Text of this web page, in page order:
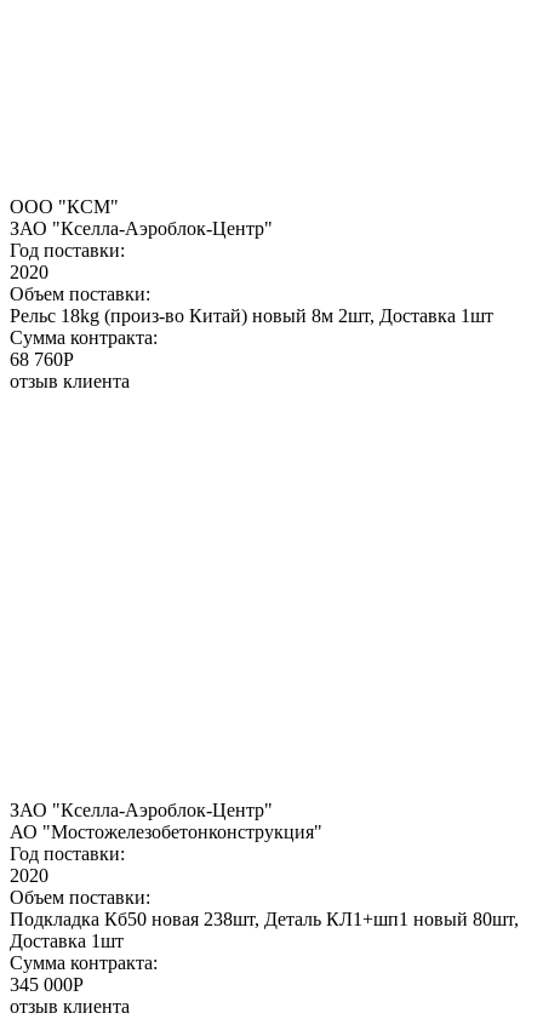
ООО "КСМ"
ЗАО "Кселла-Аэроблок-Центр"
Год поставки:
2020
Объем поставки:
Рельс 18kg (произ-во Китай) новый 8м 2шт, Доставка 1шт
Сумма контракта:
68 760P
отзыв клиента
ЗАО "Кселла-Аэроблок-Центр"
АО "Мостожелезобетонконструкция"
Год поставки:
2020
Объем поставки:
Подкладка Кб50 новая 238шт, Деталь КЛ1+шп1 новый 80шт,
Доставка 1шт
Сумма контракта:
345 000P
отзыв клиента